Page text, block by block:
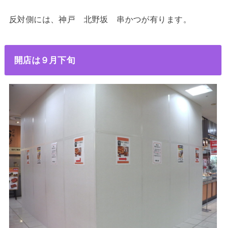
反対側には、神戸 北野坂 串かつが有ります。
開店は９月下旬